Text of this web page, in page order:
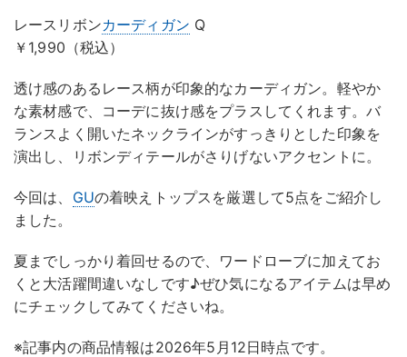
レースリボンカーディガン Q
￥1,990（税込）
透け感のあるレース柄が印象的なカーディガン。軽やか
な素材感で、コーデに抜け感をプラスしてくれます。バ
ランスよく開いたネックラインがすっきりとした印象を
演出し、リボンディテールがさりげないアクセントに。
今回は、 GUの着映えトップスを厳選して5点をご紹介し
ました。
夏までしっかり着回せるので、ワードローブに加えてお
くと大活躍間違いなしです♪ぜひ気になるアイテムは早め
にチェックしてみてくださいね。
※記事内の商品情報は2026年5月12日時点です。